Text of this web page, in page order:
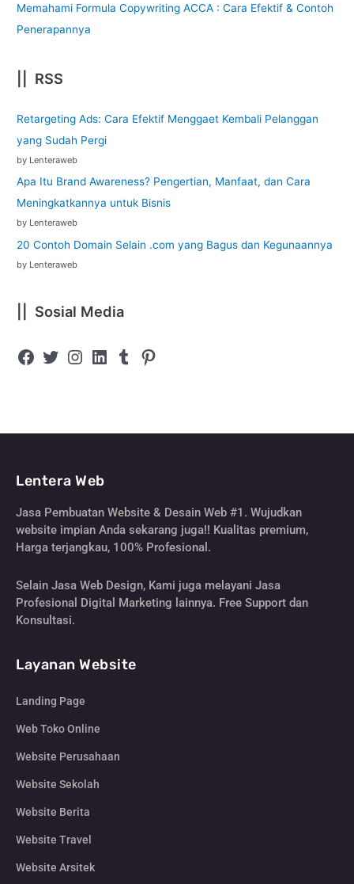
Memahami Formula Copywriting ACCA : Cara Efektif & Contoh
Penerapannya
|| RSS
Retargeting Ads: Cara Efektif Menggaet Kembali Pelanggan
yang Sudah Pergi
by Lenteraweb
Apa Itu Brand Awareness? Pengertian, Manfaat, dan Cara
Meningkatkannya untuk Bisnis
by Lenteraweb
20 Contoh Domain Selain .com yang Bagus dan Kegunaannya
by Lenteraweb
|| Sosial Media
Lentera Web
Jasa Pembuatan Website & Desain Web #1. Wujudkan
website impian Anda sekarang juga!! Kualitas premium,
Harga terjangkau, 100% Profesional.
Selain Jasa Web Design, Kami juga melayani Jasa
Profesional Digital Marketing lainnya. Free Support dan
Konsultasi.
Layanan Website
Landing Page
Web Toko Online
Website Perusahaan
Website Sekolah
Website Berita
Website Travel
Website Arsitek